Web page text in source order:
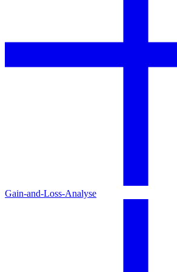
Gain-and-Loss-Analyse